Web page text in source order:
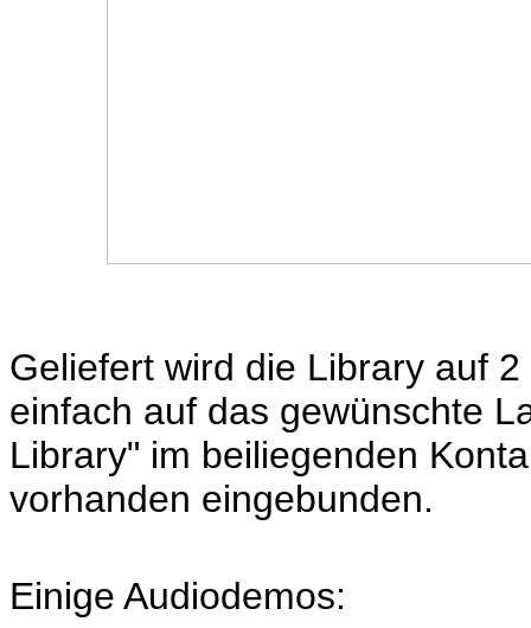
Geliefert wird die Library auf
einfach auf das gewünschte
Library" im beiliegenden
vorhanden eingebunden.
Einige Audiodemos: